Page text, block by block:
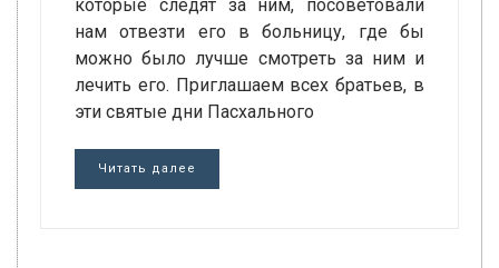
которые следят за ним, посоветовали
нам отвезти его в больницу, где бы
можно было лучше смотреть за ним и
лечить его. Приглашаем всех братьев, в
эти святые дни Пасхального
Читать далее